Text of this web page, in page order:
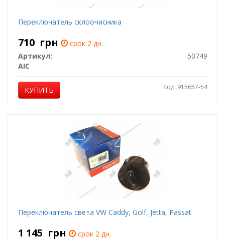
Переключатель склоочисника
710 грн
срок 2 дн.
Артикул:
50749
AIC
КУПИТЬ Код: 915657-54
Переключатель света VW Caddy, Golf, Jetta, Passat
1 145 грн
срок 2 дн.